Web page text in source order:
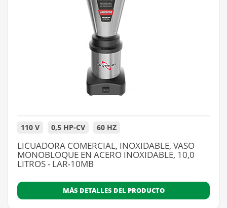
110 V 0,5 HP-CV 60 HZ
LICUADORA COMERCIAL, INOXIDABLE, VASO
MONOBLOQUE EN ACERO INOXIDABLE, 10,0
LITROS - LAR-10MB
MÁS DETALLES DEL PRODUCTO